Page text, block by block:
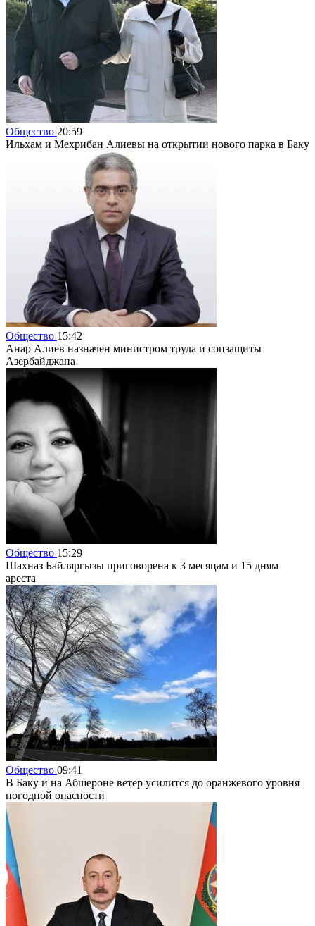
Общество 20:59
Ильхам и Мехрибан Алиевы на открытии нового парка в Баку
Общество 15:42
Анар Алиев назначен министром труда и соцзащиты
Азербайджана
Общество 15:29
Шахназ Байляргызы приговорена к 3 месяцам и 15 дням
ареста
Общество 09:41
В Баку и на Абшероне ветер усилится до оранжевого уровня
погодной опасности